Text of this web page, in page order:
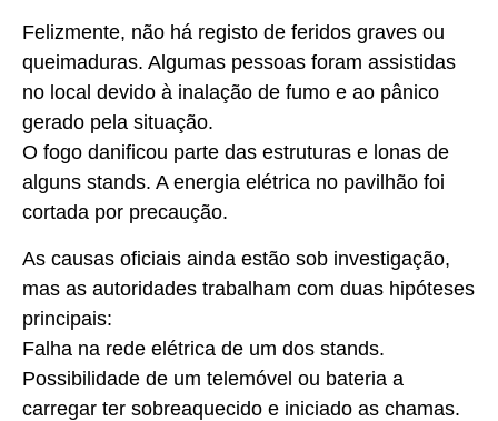
Felizmente, não há registo de feridos graves ou
queimaduras. Algumas pessoas foram assistidas
no local devido à inalação de fumo e ao pânico
gerado pela situação.
O fogo danificou parte das estruturas e lonas de
alguns stands. A energia elétrica no pavilhão foi
cortada por precaução.
As causas oficiais ainda estão sob investigação,
mas as autoridades trabalham com duas hipóteses
principais:
Falha na rede elétrica de um dos stands.
Possibilidade de um telemóvel ou bateria a
carregar ter sobreaquecido e iniciado as chamas.